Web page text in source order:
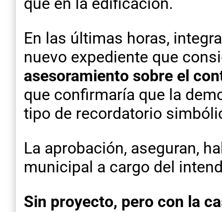
En las últimas horas,
nuevo expediente que
asesoramiento sobre el
que confirmaría que la
tipo de recordatorio
La aprobación, aseguran,
municipal a cargo del
Sin proyecto, pero con la